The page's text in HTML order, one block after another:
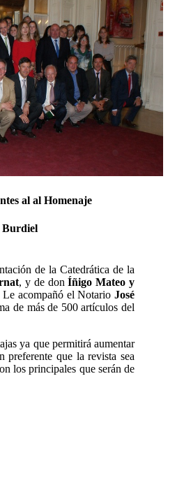
al al Homenaje
Burdiel
de la Catedrática de la
,y de donÍñigo Mateo y
Le acompañóel NotarioJosé
de más de 500 artículos del
ya que permitirá aumentar
que la revista sea
los principales que serán de